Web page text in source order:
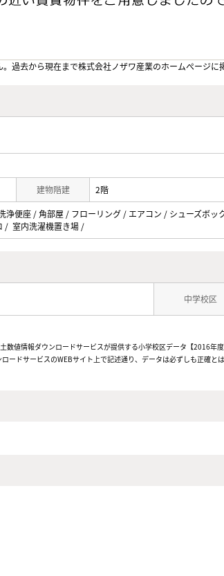
過去から現在まで株式会社ノザワ産業のホームぺージに
建物階建 2階
浄便座 / 角部屋 / フローリング / エアコン / シューズボ
/ 室内洗濯機置き場 /
中学校区
数値情報ダウンロードサービスが提供する小学校区データ【2016
ードサービスのWEBサイト上で記述通り、データは必ずしも正確